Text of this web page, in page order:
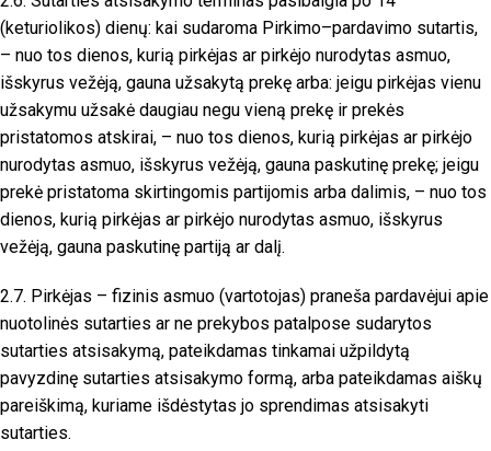
(keturiolikos) dienų: kai sudaroma Pirkimo–pardavimo sutartis,
– nuo tos dienos, kurią pirkėjas ar pirkėjo nurodytas asmuo,
išskyrus vežėją, gauna užsakytą prekę arba: jeigu pirkėjas vienu
užsakymu užsakė daugiau negu vieną prekę ir prekės
pristatomos atskirai, – nuo tos dienos, kurią pirkėjas ar pirkėjo
nurodytas asmuo, išskyrus vežėją, gauna paskutinę prekę; jeigu
prekė pristatoma skirtingomis partijomis arba dalimis, – nuo tos
dienos, kurią pirkėjas ar pirkėjo nurodytas asmuo, išskyrus
vežėją, gauna paskutinę partiją ar dalį.
2.7. Pirkėjas – fizinis asmuo (vartotojas) praneša pardavėjui apie
nuotolinės sutarties ar ne prekybos patalpose sudarytos
sutarties atsisakymą, pateikdamas tinkamai užpildytą
pavyzdinę sutarties atsisakymo formą, arba pateikdamas aiškų
pareiškimą, kuriame išdėstytas jo sprendimas atsisakyti
sutarties.